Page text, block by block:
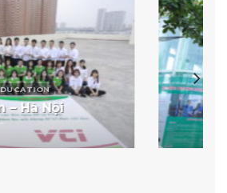
ĐIỂM VCI EDUCATION
– Thái Nguyên